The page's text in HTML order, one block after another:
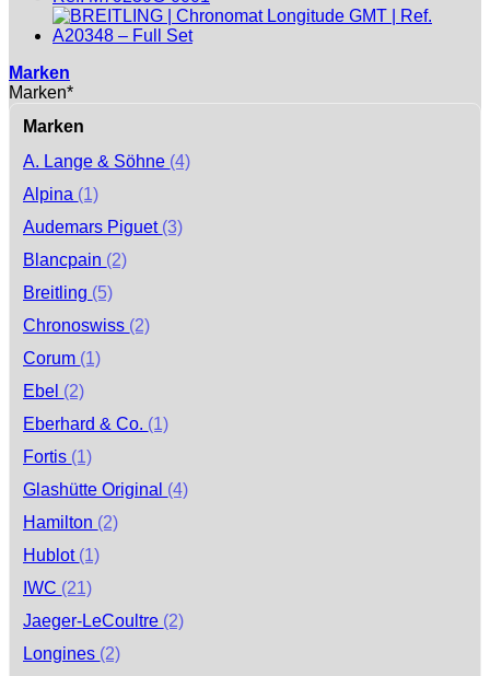
Marken
Marken*
Marken
A. Lange & Söhne (4)
Alpina (1)
Audemars Piguet (3)
Blancpain (2)
Breitling (5)
Chronoswiss (2)
Corum (1)
Ebel (2)
Eberhard & Co. (1)
Fortis (1)
Glashütte Original (4)
Hamilton (2)
Hublot (1)
IWC (21)
Jaeger-LeCoultre (2)
Longines (2)